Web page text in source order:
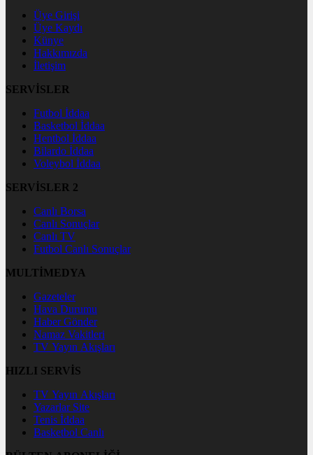
Üye Girişi
Üye Kaydı
Künye
Hakkımızda
İletişim
SERVİSLER
Futbol İddaa
Basketbol İddaa
Hentbol İddaa
Bilardo İddaa
Voleybol İddaa
SERVİSLER 2
Canlı Borsa
Canlı Sonuçlar
Canlı TV
Futbol Canlı Sonuçlar
MULTİMEDYA
Gazeteler
Hava Durumu
Haber Gönder
Namaz Vakitleri
TV Yayın Akışları
HIZLI SERVİS
TV Yayın Akışları
Yazarlar Site
Tenis İddaa
Basketbol Canlı